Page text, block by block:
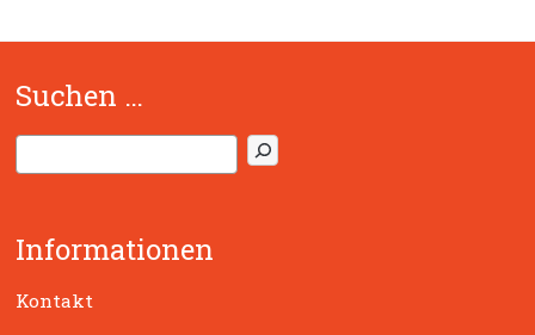
Suchen …
u
e
n
Informationen
Kontakt